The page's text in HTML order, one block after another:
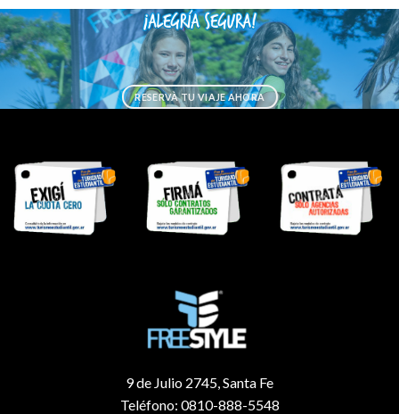
RESERVÀ TU VIAJE AHORA
9 de Julio 2745, Santa Fe
Teléfono: 0810-888-5548